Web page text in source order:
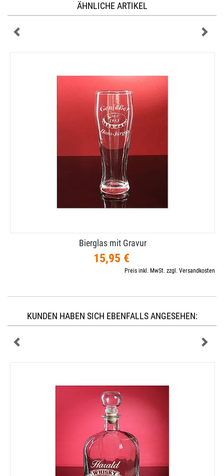
ÄHNLICHE ARTIKEL
Bierglas mit Gravur
15,95 €
Preis inkl. MwSt. zzgl. Versandkosten
KUNDEN HABEN SICH EBENFALLS ANGESEHEN: